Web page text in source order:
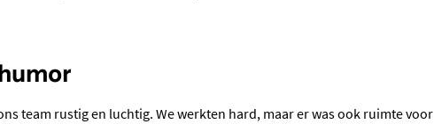
team rustig en luchtig. We werkten hard, maar er was ook ruimte voor